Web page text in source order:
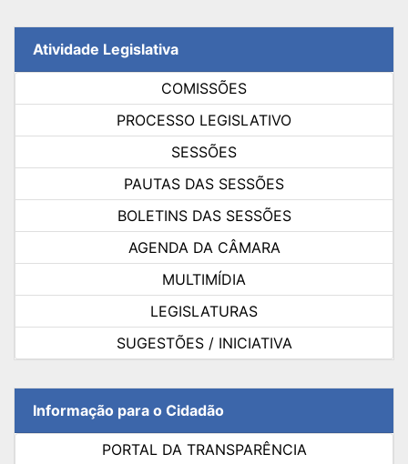
Atividade Legislativa
COMISSÕES
PROCESSO LEGISLATIVO
SESSÕES
PAUTAS DAS SESSÕES
BOLETINS DAS SESSÕES
AGENDA DA CÂMARA
MULTIMÍDIA
LEGISLATURAS
SUGESTÕES / INICIATIVA
Informação para o Cidadão
PORTAL DA TRANSPARÊNCIA